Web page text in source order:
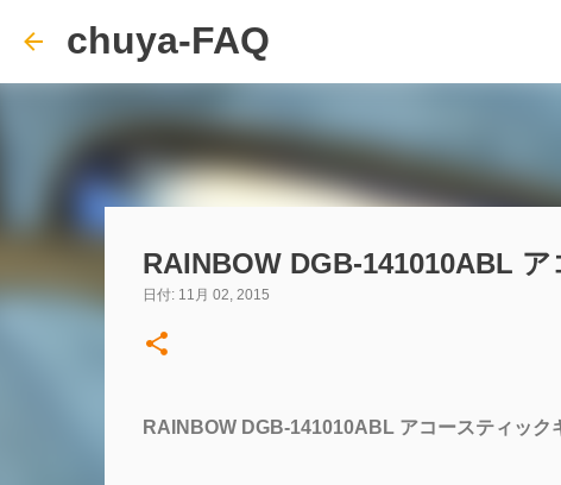
chuya-FAQ
RAINBOW DGB-141010ABL
日付: 11月 02, 2015
RAINBOW DGB-141010ABL アコースティック